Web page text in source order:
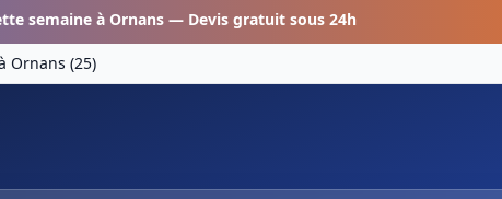
semaine à Ornans— Devis gratuit sous 24h
Ornans (25)